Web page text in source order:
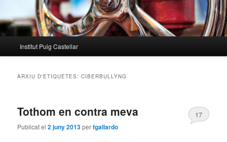
principal
Institut Puig Castellar
ARXIU D'ETIQUETES:CIBERBULLYNG
Tothom en contra meva
Publicat el2 juny 2013perfgallardo
17